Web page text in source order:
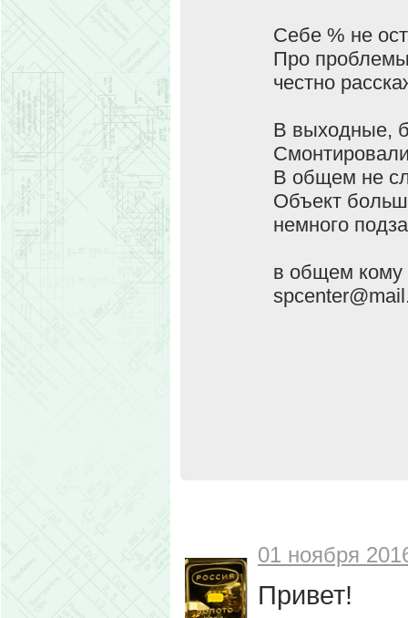
Себе % не
Про проблемы
честно
В выходные,
В общем не
Объект
немного
в общем кому
01 ноября
Привет!